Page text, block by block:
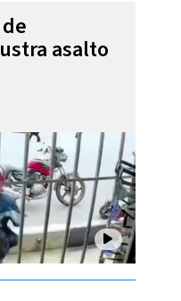
asalto